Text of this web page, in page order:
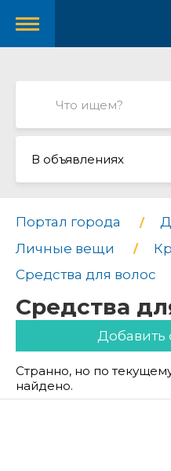
В объявлениях
Портал города
Личные вещи
Средства для волос
Средства
Добавить
Странно, но по
найдено.